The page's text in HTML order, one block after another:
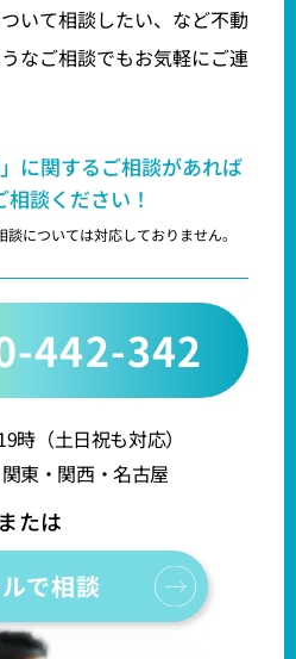
いて相談したい、など不動
なご相談でもお気軽にご連
に関するご相談があれば
談ください！
については対応しておりません。
442-342
時（土日祝も対応）
東・関西・名古屋
で相談